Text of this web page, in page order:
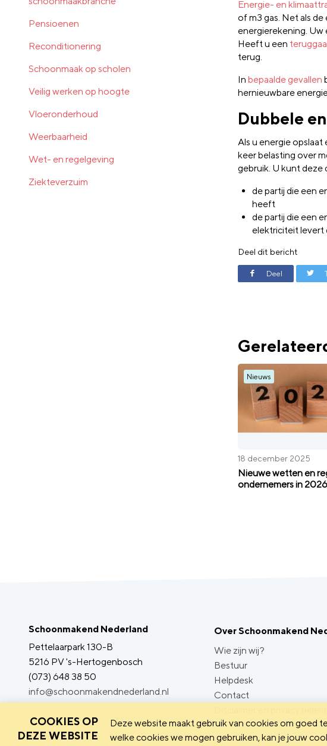
Energie- en
of m3 gas. Net als
energierekening. Uw
Heeft u een
terug.
In bepaalde gevallen
hernieuwbare
Dubbele
Als u energie
keer belasting over
gebruik. U kunt deze
de partij die een
heeft
de partij die een
elektriciteit levert
Deel dit bericht
Deel
Nieuws
18 december 2025
Nieuwe wetten en
ondernemers in 2026
Pensioenen
Reconditionering
Schoonmaak op scholen
Veilig werken op hoogte
Vloeronderhoud
Weerbaarheid
Wet- en regelgeving
Ziekteverzuim
Schoonmakend Nederland
Pettelaarpark 130-B
5216 PV 's-Hertogenbosch
(073) 648 38 50
info@schoonmakendnederland.nl
Over Schoonmakend
Wie zijn wij?
Bestuur
Helpdesk
Contact
COOKIES OP
DEZE WEBSITE
Deze website maakt gebruik van cookies om goed
welke cookies we mogen gebruiken, kan je jouw